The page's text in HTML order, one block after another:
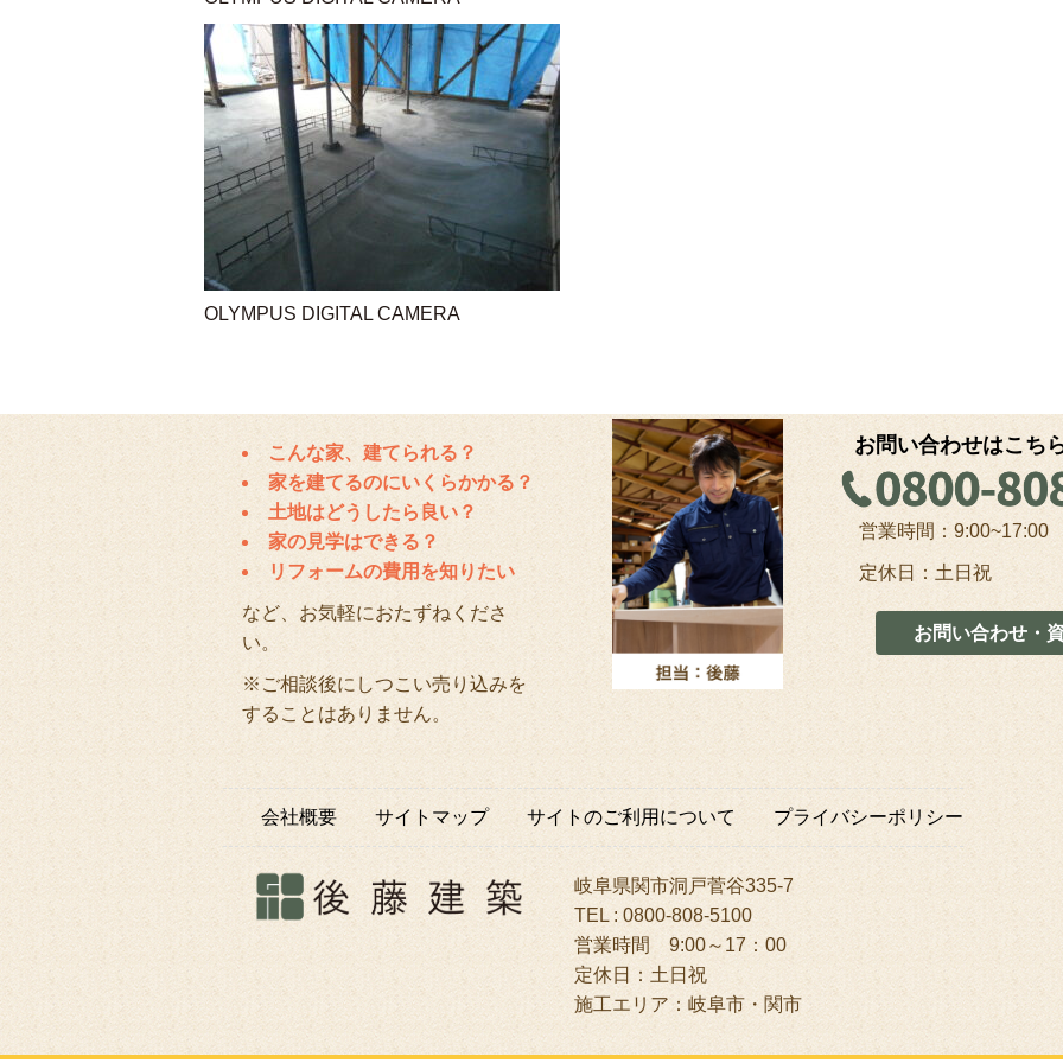
OLYMPUS DIGITAL CAMERA
こんな家、建てられる？
家を建てるのにいくらかかる？
土地はどうしたら良い？
家の見学はできる？
リフォームの費用を知りたい
など、お気軽におたずねくださ
い。
※ご相談後にしつこい売り込みを
することはありません。
お問い合わせはこち
営業時間：9:00~17:00
定休日：土日祝
お問い合わせ・
会社概要 サイトマップ サイトのご利用について プライバシーポリシー
岐阜県関市洞戸菅谷335-7
TEL : 0800-808-5100
営業時間 9:00～17：00
定休日：土日祝
施工エリア：岐阜市・関市